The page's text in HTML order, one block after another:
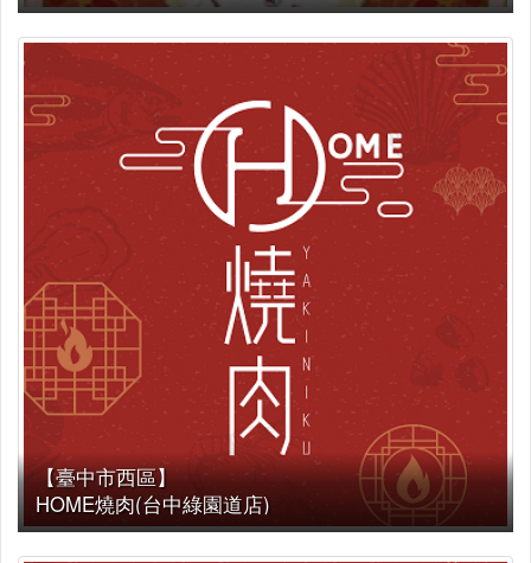
【臺中市西區】
HOME燒肉(台中綠園道店)